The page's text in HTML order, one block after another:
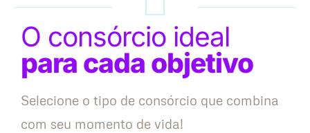
O consórcio ideal
para cada objetivo
Selecione o tipo de consórcio que combina
com seu momento de vida!